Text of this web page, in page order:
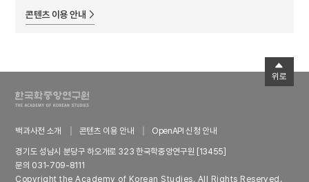
콘텐츠 이용 안내
백과사전 소개 콘텐츠 이용 안내
OpenAPI 신청 안내
경기도 성남시 분당구 하오개로 323 한국학중앙연구원 [13455]
문의 031-709-8111
Copyright the Academy of Korean Studies. All Rights Reserved.
위로